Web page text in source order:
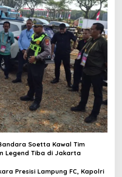
Soetta Kawal Tim
Legend Tiba di Jakarta
Presisi Lampung FC, Kapolri